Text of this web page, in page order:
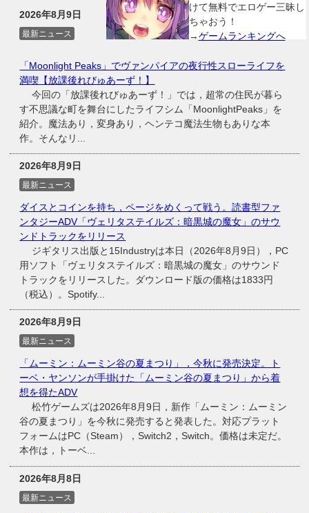
けて無料でエロゲー三昧し
ちゃおう！
→ゲームランキングへ
2026年8月9日
最新ニュース
「Moonlight Peaks」でヴァンパイアの夜行性スローライフを
満喫【放課後れびゅあーず！】
今回の「放課後れびゅあーず！」では，超常の住民が暮ら
す不思議な町を舞台にしたライフシム「MoonlightPeaks」を
紹介。魔法あり，変身あり，ヘンテコ魔法生物もありな本
作。そんなリ...
2026年8月9日
最新ニュース
ダイスとコインを持ち，ページをめくって戦う。読書型ファ
ンタジーADV「ヴェリタステイルズ：暗黒城の魔女」のサウ
ンドトラックをリリース
ジギタリス出版と15Industryは本日（2026年8月9日），PC
用ソフト「ヴェリタステイルズ：暗黒城の魔女」のサウンド
トラックをリリースした。ダウンロード版の価格は1833円
（税込）。Spotify...
2026年8月9日
最新ニュース
「ムーミン：ムーミン谷の夏まつり」，今秋に発売決定。ト
ーベ・ヤンソンが手掛けた「ムーミン谷の夏まつり」から着
想を得たADV
松竹ゲームズは2026年8月9日，新作「ムーミン：ムーミン
谷の夏まつり」を今秋に発売すると発表した。対応プラット
フォームはPC（Steam），Switch2，Switch。価格は未定だ。
本作は，トーベ...
2026年8月8日
最新ニュース